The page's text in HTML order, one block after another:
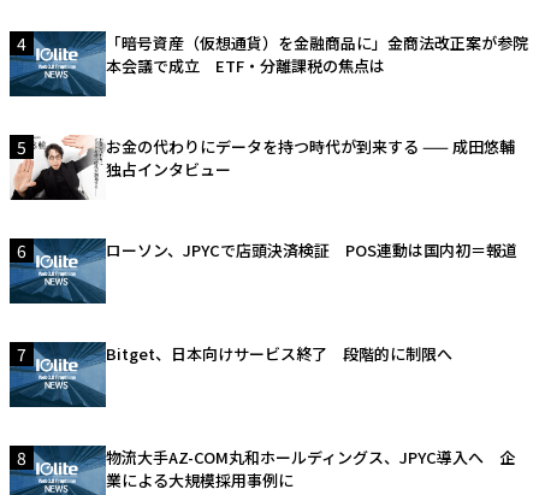
4
「暗号資産（仮想通貨）を金融商品に」金商法改正案が参院
本会議で成立 ETF・分離課税の焦点は
5
お金の代わりにデータを持つ時代が到来する —— 成田悠輔
独占インタビュー
6 ローソン、JPYCで店頭決済検証 POS連動は国内初＝報道
7 Bitget、日本向けサービス終了 段階的に制限へ
8
物流大手AZ-COM丸和ホールディングス、JPYC導入へ 企
業による大規模採用事例に